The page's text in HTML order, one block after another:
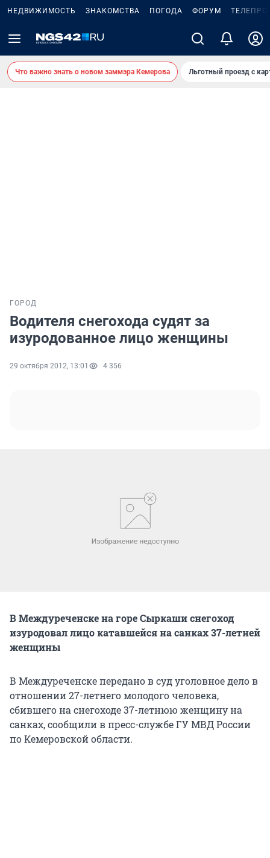
НЕДВИЖИМОСТЬ ЗНАКОМСТВА ПОГОДА ФОРУМ
Что важно знать о новом заммэра Кемерова Льготный проезд с
ГОРОД
Водителя снегохода судят за
изуродованное лицо женщины
29 октября 2012, 13:01 4 356
В Междуреченске на горе Сыркаши снегоход
изуродовал лицо катавшейся на санках 37-летней
женщины
В Междуреченске передано в суд уголовное дело в
отношении 27-летнего молодого человека,
сбившего на снегоходе 37-летнюю женщину на
санках, сообщили в пресс-службе ГУ МВД России
по Кемеровской области.